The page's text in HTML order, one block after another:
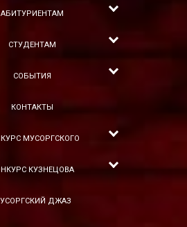
АБИТУРИЕНТАМ
СТУДЕНТАМ
СОБЫТИЯ
КОНТАКТЫ
МУСОРГСКОГО
КУЗНЕЦОВА
ДЖАЗ